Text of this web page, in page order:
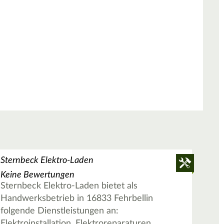
Sternbeck Elektro-Laden
Keine Bewertungen
Sternbeck Elektro-Laden bietet als
Handwerksbetrieb in 16833 Fehrbellin
folgende Dienstleistungen an: